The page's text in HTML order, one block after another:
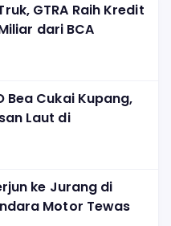
GTRA Raih Kredit
dari BCA
Bea Cukai Kupang,
Laut di
ke Jurang di
Motor Tewas